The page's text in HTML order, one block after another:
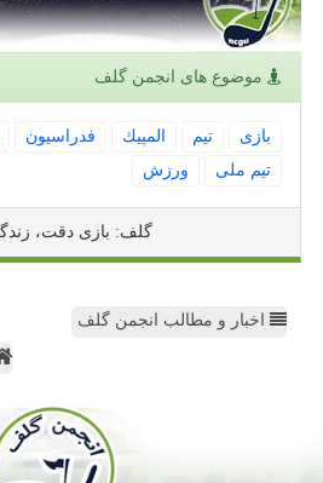
موضوع های انجمن گلف
بازی تیم المپیك فدراسیون
تیم ملی
ورزش
گلف: بازی دقت،
اخبار و مطالب انجمن گلف